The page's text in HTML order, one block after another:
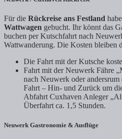
Für die Rückreise ans Festland
Wattwagen gebucht. Ihr könnt das
buchen per Kutschfahrt nach
Wattwanderung. Die Kosten bleiben
Die Fahrt mit der Kutsche
Fahrt mit der Neuwerk Fähre
nach Neuwerk oder
Fahrt – Hin- und Zurück um
Abfahrt Cuxhaven Anleger
Überfahrt ca. 1,5 Stunden.
Neuwerk Gastronomie & Ausflüge